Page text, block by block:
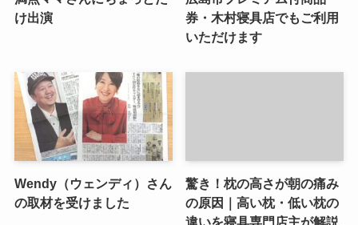
け出演
券・木村寝具店でもご利用
いただけます
Wendy（ウェンディ）さん
の取材を受けました
驚き！枕の高さが朝の痛み
の原因｜高い枕・低い枕の